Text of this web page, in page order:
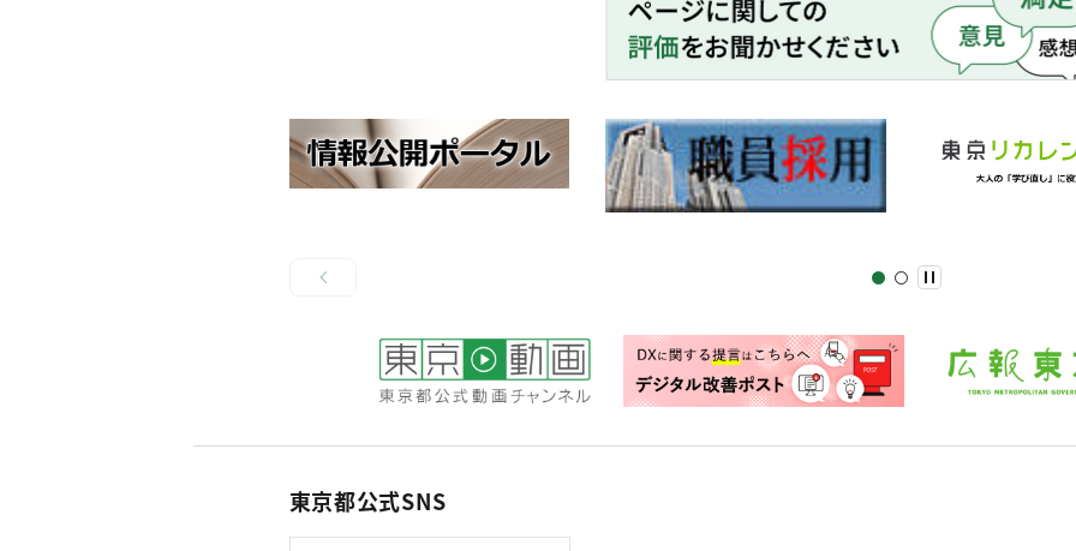
東京都公式SNS